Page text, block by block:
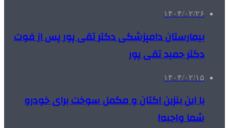
۱۴۰۴/۰۲/۲۶
بیمارستان دامپزشکی دکتر تقی پور پس از فوت
دکتر حمید تقی پور
۱۴۰۴/۰۲/۱۵
با این بنزین اکتان و مکمل سوخت برای خودرو
شما واجبه!